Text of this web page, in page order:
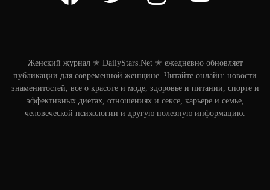
Женский журнал ✭ DailyStars.Net ✭ ежедневно обновляет
публикации для современной женщине. Читайте онлайн: новости
знаменитостей, все о красоте и моде, здоровье и питании, спорте и
эффективных диетах, отношениях и сексе, карьере и семье,
человеческой психологии и другую полезную информацию.